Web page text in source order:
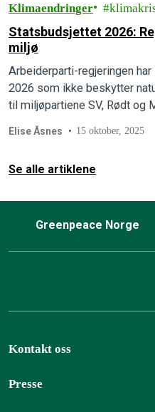
Klimaendringer
Statsbudsjettet 2026:
miljø
Arbeiderparti-regjeringen
2026 som ikke beskytter
til miljøpartiene SV, Rødt og
Elise Åsnes 15 oktober, 2025
Se alle artiklene
Greenpeace Norge
Kontakt oss
Presse